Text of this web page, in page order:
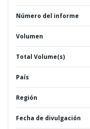
Número del informe
Volumen
Total Volume(s)
País
Región
Fecha de divulgación